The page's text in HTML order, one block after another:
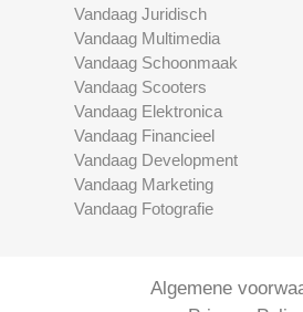
Vandaag Juridisch
Vandaag Multimedia
Vandaag Schoonmaak
Vandaag Scooters
Vandaag Elektronica
Vandaag Financieel
Vandaag Development
Vandaag Marketing
Vandaag Fotografie
Algemene